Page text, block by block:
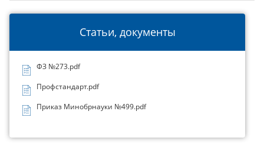
Статьи, документы
ФЗ №273.pdf
Профстандарт.pdf
Приказ Минобрнауки №499.pdf